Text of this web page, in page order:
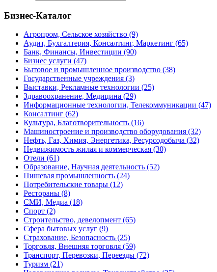
Бизнес-Каталог
Агропром, Сельское хозяйство (9)
Аудит, Бухгалтерия, Консалтинг, Маркетинг (65)
Банк, Финансы, Инвестиции (90)
Бизнес услуги (47)
Бытовое и промышленное производство (38)
Государственные учреждения (3)
Выставки, Рекламные технологии (25)
Здравоохранение, Медицина (29)
Информационные технологии, Телекоммуникации (47)
Консалтинг (62)
Культура, Благотворительность (16)
Машиностроение и производство оборудования (32)
Нефть, Газ, Химия, Энергетика, Ресурсодобыча (32)
Недвижимость жилая и коммерческая (30)
Отели (61)
Образование, Научная деятельность (52)
Пишевая промышленность (24)
Потребительские товары (12)
Рестораны (8)
СМИ, Медиа (18)
Спорт (2)
Строительство, девелопмент (65)
Сфера бытовых услуг (9)
Страхование, Безопасность (25)
Торговля, Внешняя торговля (59)
Транспорт, Перевозки, Переезды (72)
Туризм (21)